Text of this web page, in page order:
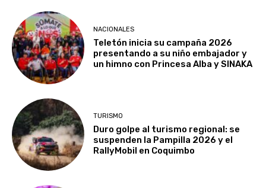
NACIONALES
Teletón inicia su campaña 2026
presentando a su niño embajador y
un himno con Princesa Alba y SINAKA
TURISMO
Duro golpe al turismo regional: se
suspenden la Pampilla 2026 y el
RallyMobil en Coquimbo